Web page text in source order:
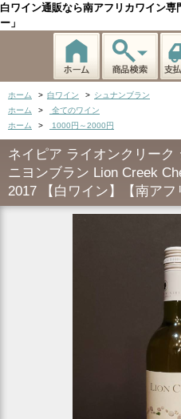
白ワイン通販なら南アフリカワイン
ー」
ホーム > 白ワイン > シュナンブラン
ホーム
>
全てのワイン
ホーム
> 1000円～2000円
ネイピア ライオンクリーク
ニヨンブラン Lion Creek
2017 【白ワイン】【南アフ